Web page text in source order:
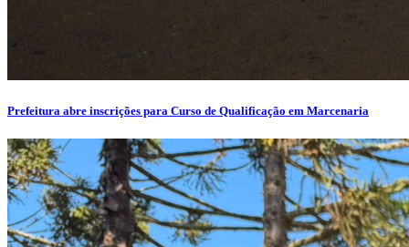
Prefeitura abre inscrições para Curso de Qualificação em Marcenaria